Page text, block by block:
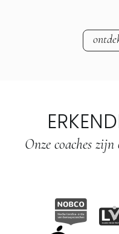
Onze coaches